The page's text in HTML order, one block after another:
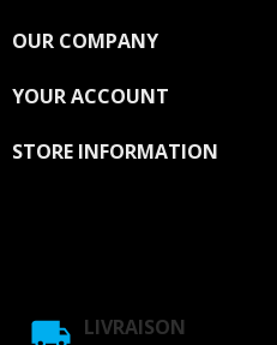
OUR COMPANY
YOUR ACCOUNT
STORE INFORMATION
LIVRAISON